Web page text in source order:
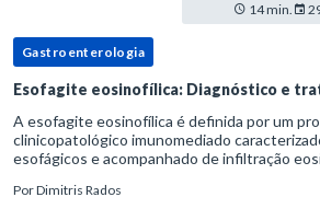
14 min.
Gastroenterologia
Esofagite eosinofílica: Diagnóstico e
A esofagite eosinofílica é definida por um
clinicopatológico imunomediado
esofágicos e acompanhado de infiltração
refluxo gastr
PorDimitris Rados